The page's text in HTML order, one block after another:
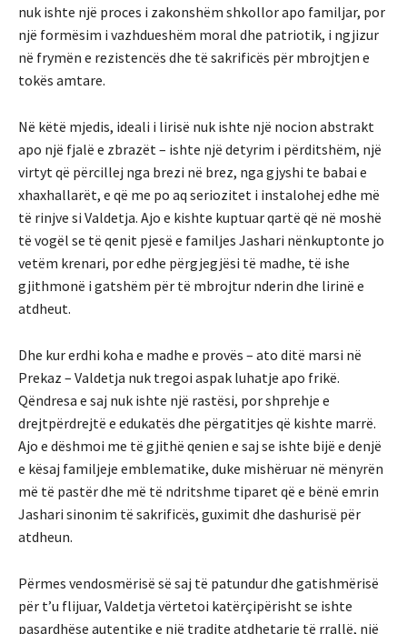
nuk ishte një proces i zakonshëm shkollor apo familjar, por
një formësim i vazhdueshëm moral dhe patriotik, i ngjizur
në frymën e rezistencës dhe të sakrificës për mbrojtjen e
tokës amtare.
Në këtë mjedis, ideali i lirisë nuk ishte një nocion abstrakt
apo një fjalë e zbrazët – ishte një detyrim i përditshëm, një
virtyt që përcillej nga brezi në brez, nga gjyshi te babai e
xhaxhallarët, e që me po aq seriozitet i instalohej edhe më
të rinjve si Valdetja. Ajo e kishte kuptuar qartë që në moshë
të vogël se të qenit pjesë e familjes Jashari nënkuptonte jo
vetëm krenari, por edhe përgjegjësi të madhe, të ishe
gjithmonë i gatshëm për të mbrojtur nderin dhe lirinë e
atdheut.
Dhe kur erdhi koha e madhe e provës – ato ditë marsi në
Prekaz – Valdetja nuk tregoi aspak luhatje apo frikë.
Qëndresa e saj nuk ishte një rastësi, por shprehje e
drejtpërdrejtë e edukatës dhe përgatitjes që kishte marrë.
Ajo e dëshmoi me të gjithë qenien e saj se ishte bijë e denjë
e kësaj familjeje emblematike, duke mishëruar në mënyrën
më të pastër dhe më të ndritshme tiparet që e bënë emrin
Jashari sinonim të sakrificës, guximit dhe dashurisë për
atdheun.
Përmes vendosmërisë së saj të patundur dhe gatishmërisë
për t’u flijuar, Valdetja vërtetoi katërçipërisht se ishte
pasardhëse autentike e një tradite atdhetarie të rrallë, një